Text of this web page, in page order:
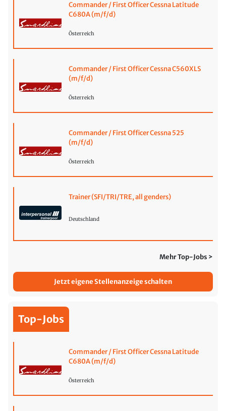
Commander / First Officer Cessna Latitude
C680A (m/f/d)
Österreich
Commander / First Officer Cessna C560XLS
(m/f/d)
Österreich
Commander / First Officer Cessna 525
(m/f/d)
Österreich
Trainer (SFI/TRI/TRE, all genders)
Deutschland
Mehr Top-Jobs >
Jetzt eigene Stellenanzeige schalten
Top-Jobs
Commander / First Officer Cessna Latitude
C680A (m/f/d)
Österreich